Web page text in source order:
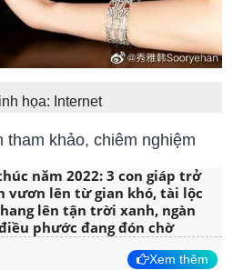
họa: Internet
tham khảo, chiêm nghiệm
năm 2022: 3 con giáp trở
vươn lên từ gian khó, tài lộc
lên tận trời xanh, ngàn
phước đang đón chờ
Xem thêm